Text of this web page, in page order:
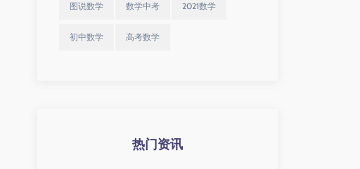
图说数学 数学中考 2021数学
初中数学 高考数学
热门资讯